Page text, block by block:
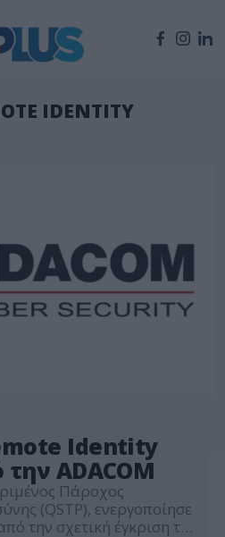
IDENTITY
Identity
ADACOM
Πάροχος
(QSTP), ενεργοποίησε
την σχετική έγκριση της